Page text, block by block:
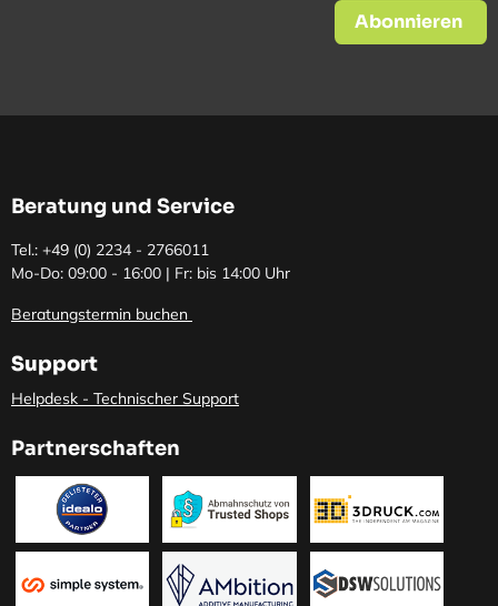
Abonnieren
Beratung und Service
Tel.: +49 (0) 2234 - 2766011
Mo-Do: 09:00 - 16:00 | Fr: bis 14:00 Uhr
Beratungstermin buchen
Support
Helpdesk - Technischer Support
Partnerschaften